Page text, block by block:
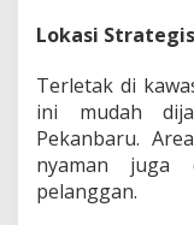
Lokasi
Terletak di
ini mudah
Pekanbaru.
nyaman juga
pelanggan.